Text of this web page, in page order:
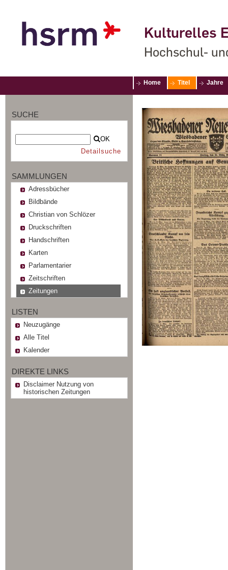
Kulturelles
Hochschul-
Home Titel Jahre
SUCHE
OK
Detailsuche
SAMMLUNGEN
Adressbücher
Bildbände
Christian von Schlözer
Druckschriften
Handschriften
Karten
Parlamentarier
Zeitschriften
Zeitungen
LISTEN
Neuzugänge
Alle Titel
Kalender
DIREKTE LINKS
Disclaimer Nutzung von
historischen Zeitungen